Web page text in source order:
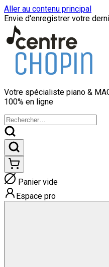
Aller au contenu principal
Envie d'enregistrer votre
Votre spécialiste piano &
100% en ligne
Panier vide
Espace pro